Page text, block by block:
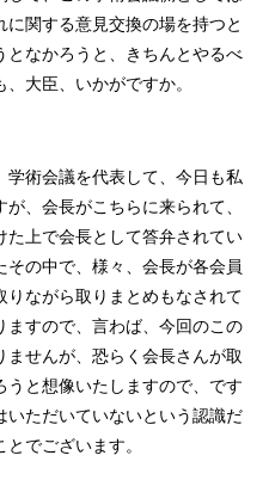
関する意見交換の場を持つと
となかろうと、きちんとやるべ
大臣、いかがですか。
学術会議を代表して、今日も私
、会長がこちらに来られて、
た上で会長として答弁されてい
の中で、様々、会長が各会員
りながら取りまとめもなされて
ますので、言わば、今回のこの
せんが、恐らく会長さんが取
うと想像いたしますので、です
いただいていないという認識だ
でございます。